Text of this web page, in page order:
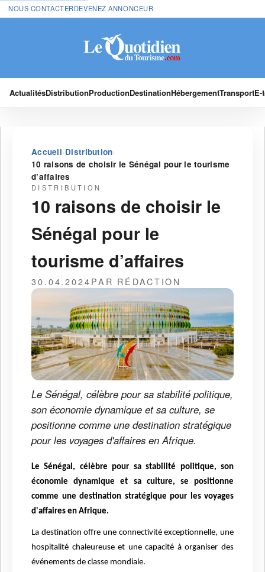
NOUS CONTACTERDEVENEZ ANNONCEUR
ActualitésDistributionProductionDestinationHébergementTransport
Accueil›Distribution›
10 raisons de choisir le Sénégal pour le tourisme
d’affaires
DISTRIBUTION
10 raisons de choisir le
Sénégal pour le
tourisme d’affaires
30.04.2024PAR RÉDACTION
Le Sénégal, célèbre pour sa stabilité politique,
son économie dynamique et sa culture, se
positionne comme une destination stratégique
pour les voyages d'affaires en Afrique.
Le Sénégal, célèbre pour sa stabilité politique, son
économie dynamique et sa culture, se positionne
comme une destination stratégique pour les voyages
d'affaires en Afrique.
La destination offre une connectivité exceptionnelle, une
hospitalité chaleureuse et une capacité à organiser des
événements de classe mondiale.